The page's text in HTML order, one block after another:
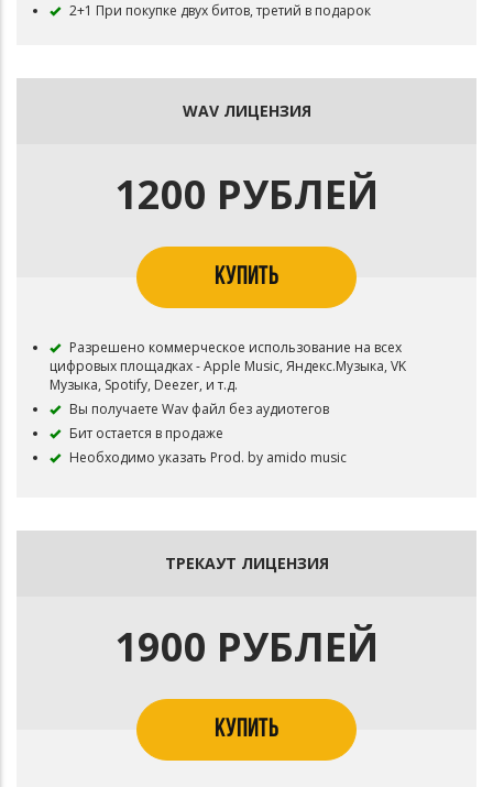
2+1 При покупке двух битов, третий в подарок
WAV ЛИЦЕНЗИЯ
1200 РУБЛЕЙ
КУПИТЬ
Разрешено коммерческое использование на всех
цифровых площадках - Apple Music, Яндекс.Музыка, VK
Музыка, Spotify, Deezer, и т.д.
Вы получаете Wav файл без аудиотегов
Бит остается в продаже
Необходимо указать Prod. by amido music
ТРЕКАУТ ЛИЦЕНЗИЯ
1900 РУБЛЕЙ
КУПИТЬ